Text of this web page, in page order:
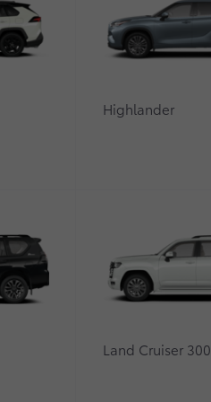
Highlander
Land Cruiser 300